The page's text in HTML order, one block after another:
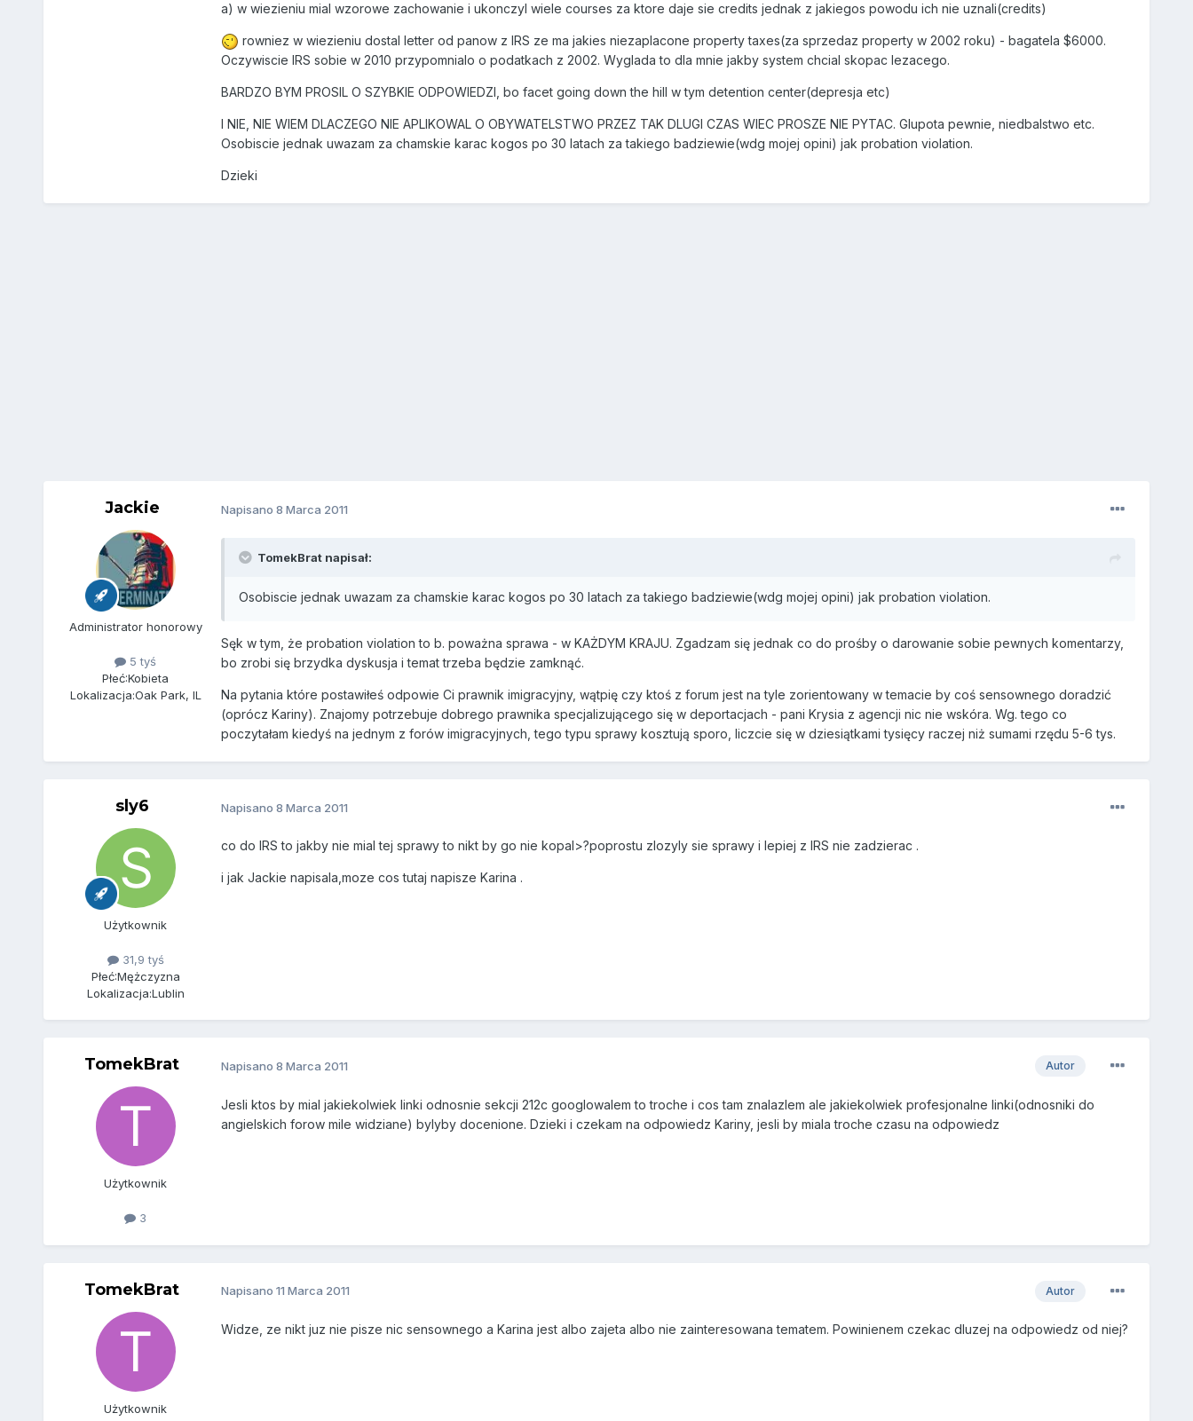
a) w wiezieniu mial wzorowe zachowanie i ukonczyl wiele courses za ktore daje sie credits jednak z jakiegos powodu ich nie uznali(credits)
rowniez w wiezieniu dostal letter od panow z IRS ze ma jakies niezaplacone property taxes(za sprzedaz property w 2002 roku) - bagatela $6000.
Oczywiscie IRS sobie w 2010 przypomnialo o podatkach z 2002. Wyglada to dla mnie jakby system chcial skopac lezacego.
BARDZO BYM PROSIL O SZYBKIE ODPOWIEDZI, bo facet going down the hill w tym detention center(depresja etc)
I NIE, NIE WIEM DLACZEGO NIE APLIKOWAL O OBYWATELSTWO PRZEZ TAK DLUGI CZAS WIEC PROSZE NIE PYTAC. Glupota pewnie, niedbalstwo etc.
Osobiscie jednak uwazam za chamskie karac kogos po 30 latach za takiego badziewie(wdg mojej opini) jak probation violation.
Dzieki
Jackie
Administrator honorowy
5 tyś
Płeć:Kobieta
Lokalizacja:Oak Park, IL
Napisano 8 Marca 2011
TomekBrat napisał:
Osobiscie jednak uwazam za chamskie karac kogos po 30 latach za takiego badziewie(wdg mojej opini) jak probation violation.
Sęk w tym, że probation violation to b. poważna sprawa - w KAŻDYM KRAJU. Zgadzam się jednak co do prośby o darowanie sobie pewnych komentarzy,
bo zrobi się brzydka dyskusja i temat trzeba będzie zamknąć.
Na pytania które postawiłeś odpowie Ci prawnik imigracyjny, wątpię czy ktoś z forum jest na tyle zorientowany w temacie by coś sensownego doradzić
(oprócz Kariny). Znajomy potrzebuje dobrego prawnika specjalizującego się w deportacjach - pani Krysia z agencji nic nie wskóra. Wg. tego co
poczytałam kiedyś na jednym z forów imigracyjnych, tego typu sprawy kosztują sporo, liczcie się w dziesiątkami tysięcy raczej niż sumami rzędu 5-6 tys.
sly6
Użytkownik
31,9 tyś
Płeć:Mężczyzna
Lokalizacja:Lublin
Napisano 8 Marca 2011
co do IRS to jakby nie mial tej sprawy to nikt by go nie kopal>?poprostu zlozyly sie sprawy i lepiej z IRS nie zadzierac .
i jak Jackie napisala,moze cos tutaj napisze Karina .
TomekBrat
Użytkownik
3
Autor
Napisano 8 Marca 2011
Jesli ktos by mial jakiekolwiek linki odnosnie sekcji 212c googlowalem to troche i cos tam znalazlem ale jakiekolwiek profesjonalne linki(odnosniki do
angielskich forow mile widziane) bylyby docenione. Dzieki i czekam na odpowiedz Kariny, jesli by miala troche czasu na odpowiedz
TomekBrat
Użytkownik
Autor
Napisano 11 Marca 2011
Widze, ze nikt juz nie pisze nic sensownego a Karina jest albo zajeta albo nie zainteresowana tematem. Powinienem czekac dluzej na odpowiedz od niej?